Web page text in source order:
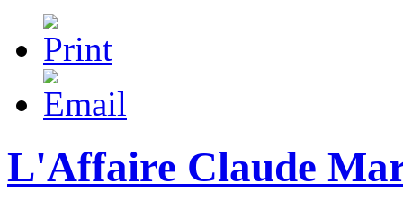
L'Affaire Claude